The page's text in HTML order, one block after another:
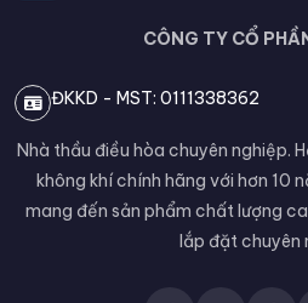
CÔNG TY CỔ
ĐKKD - MST: 0111338362
Nhà thầu điều hòa chuyên nghiệp.
không khí chính hãng với hơn 10
mang đến sản phẩm chất lượng
lắp đặt chuyên